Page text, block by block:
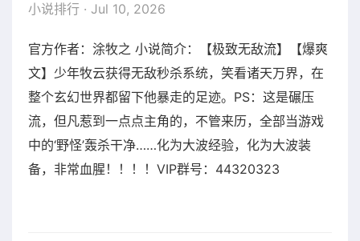
小说排行 · Jul 10, 2026
官方作者：涂牧之 小说简介：【极致无敌流】【爆爽
文】少年牧云获得无敌秒杀系统，笑看诸天万界，在
整个玄幻世界都留下他暴走的足迹。PS：这是碾压
流，但凡惹到一点点主角的，不管来历，全部当游戏
中的‘野怪’轰杀干净……化为大波经验，化为大波装
备，非常血腥！！！！VIP群号：44320323